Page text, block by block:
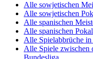
Alle sowjetischen
Alle sowjetischen
Alle spanischen
Alle spanischen
Alle Spielabbrüche
Alle Spiele zwischen
Bundesliga